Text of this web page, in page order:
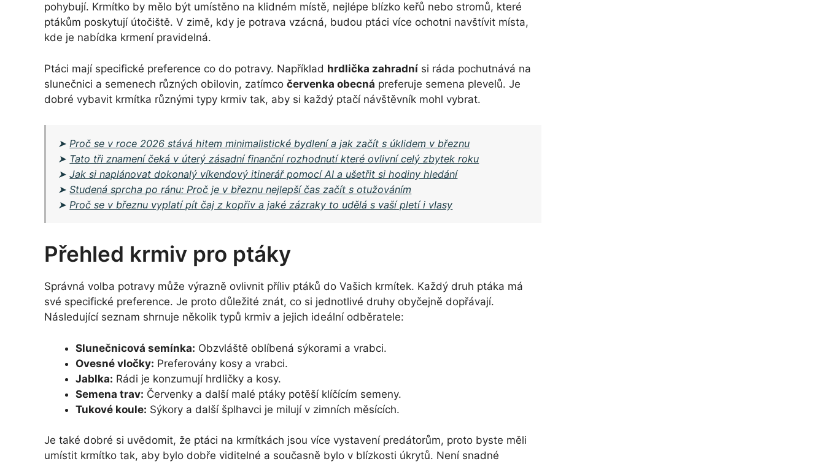
pohybují. Krmítko by mělo být umístěno na klidném místě, nejlépe blízko keřů nebo stromů, které
ptákům poskytují útočiště. V zimě, kdy je potrava vzácná, budou ptáci více ochotni navštívit místa,
kde je nabídka krmení pravidelná.
Ptáci mají specifické preference co do potravy. Například hrdlička zahradní si ráda pochutnává na
slunečnici a semenech různých obilovin, zatímco červenka obecná preferuje semena plevelů. Je
dobré vybavit krmítka různými typy krmiv tak, aby si každý ptačí návštěvník mohl vybrat.
➤ Proč se v roce 2026 stává hitem minimalistické bydlení a jak začít s úklidem v březnu
➤ Tato tři znamení čeká v úterý zásadní finanční rozhodnutí které ovlivní celý zbytek roku
➤Jak si naplánovat dokonalý víkendový itinerář pomocí AI a ušetřit si hodiny hledání
➤Studená sprcha po ránu: Proč je v březnu nejlepší čas začít s otužováním
➤ Proč se v březnu vyplatí pít čaj z kopřiv a jaké zázraky to udělá s vaší pletí i vlasy
Přehled krmiv pro ptáky
Správná volba potravy může výrazně ovlivnit příliv ptáků do Vašich krmítek. Každý druh ptáka má
své specifické preference. Je proto důležité znát, co si jednotlivé druhy obyčejně dopřávají.
Následující seznam shrnuje několik typů krmiv a jejich ideální odběratele:
Slunečnicová semínka: Obzvláště oblíbená sýkorami a vrabci.
Ovesné vločky: Preferovány kosy a vrabci.
Jablka: Rádi je konzumují hrdličky a kosy.
Semena trav: Červenky a další malé ptáky potěší klíčícím semeny.
Tukové koule: Sýkory a další šplhavci je milují v zimních měsících.
Je také dobré si uvědomit, že ptáci na krmítkách jsou více vystavení predátorům, proto byste měli
umístit krmítko tak, aby bylo dobře viditelné a současně bylo v blízkosti úkrytů. Není snadné